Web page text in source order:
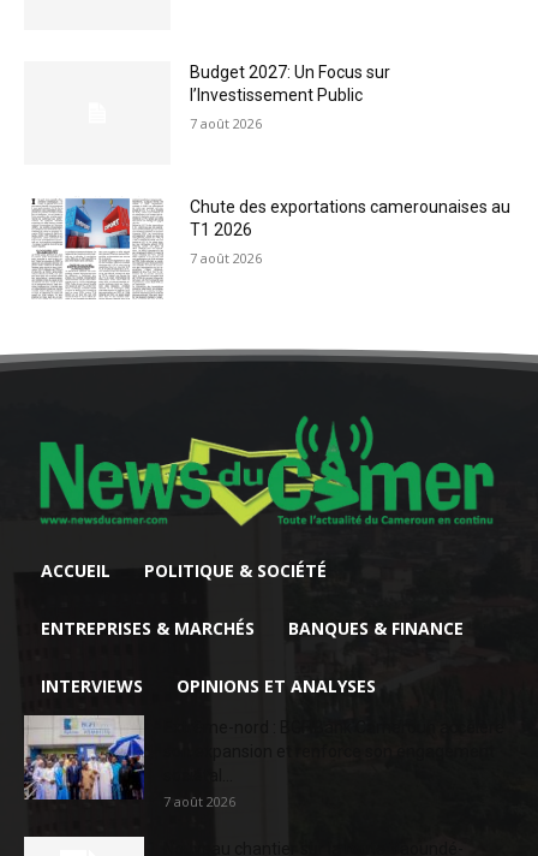
Budget 2027: Un Focus sur
l’Investissement Public
7 août 2026
Chute des exportations camerounaises au
T1 2026
7 août 2026
ACCUEIL POLITIQUE & SOCIÉTÉ
ENTREPRISES & MARCHÉS BANQUES & FINANCE
INTERVIEWS OPINIONS ET ANALYSES
7 août 2026